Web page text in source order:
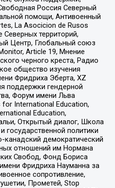
Россия Северный
помощи, Антивоенный
La Asocicion de Rusos
территорий,
Центр, Глобальный союз
Article 19, Мнение
черного креста, Радио
общество изучения
Фридриха Эберта, XZ
поддержки гендерной
Форум имени Льва
International Education,
Education,
Открытый диалог, Школа
политики
канадский демократический
отношений им Нормана
Свобод, Фонд Бориса
Фридриха Науманна за
сопротивление,
Прометей, Stop